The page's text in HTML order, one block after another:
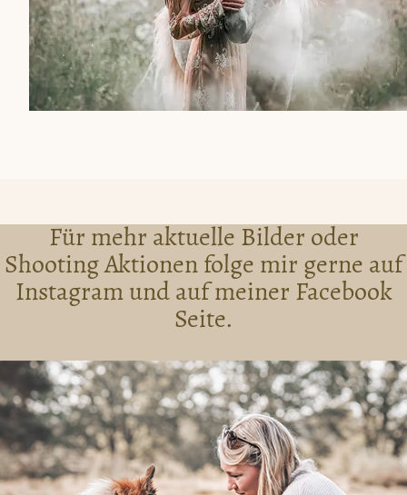
Für mehr aktuelle Bilder oder
Shooting Aktionen folge mir gerne auf
Instagram und auf meiner Facebook
Seite.